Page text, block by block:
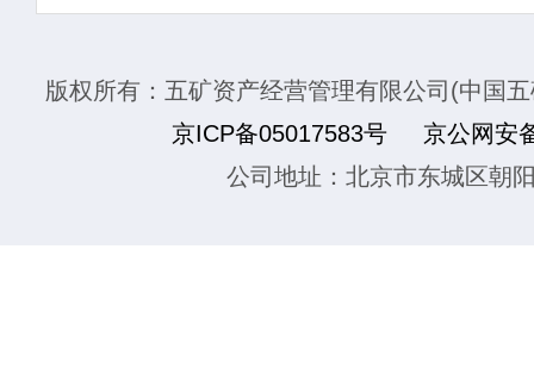
版权所有：五矿资产经营管理有限公司(中国
京ICP备05017583号
京公网安
公司地址：北京市东城区朝